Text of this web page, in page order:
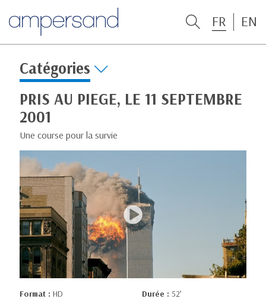
FR EN
Catégories
PRIS AU PIEGE, LE 11 SEPTEMBRE
2001
Une course pour la survie
Format : HD Durée : 52’